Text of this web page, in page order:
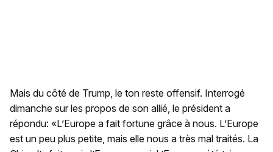
Mais du côté de Trump, le ton reste offensif. Interrogé
dimanche sur les propos de son allié, le président a
répondu: «L’Europe a fait fortune grâce à nous. L’Europe
est un peu plus petite, mais elle nous a très mal traités. La